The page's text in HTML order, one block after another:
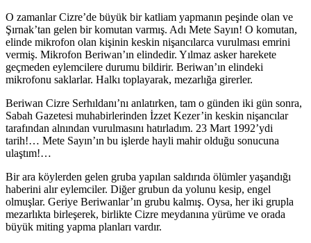
O zamanlar Cizre’de büyük bir katliam yapmanın peşinde olan ve
Şırnak’tan gelen bir komutan varmış. Adı Mete Sayın! O komutan,
elinde mikrofon olan kişinin keskin nişancılarca vurulması emrini
vermiş. Mikrofon Beriwan’ın elindedir. Yılmaz asker harekete
geçmeden eylemcilere durumu bildirir. Beriwan’ın elindeki
mikrofonu saklarlar. Halkı toplayarak, mezarlığa girerler.
Beriwan Cizre Serhıldanı’nı anlatırken, tam o günden iki gün sonra,
Sabah Gazetesi muhabirlerinden İzzet Kezer’in keskin nişancılar
tarafından alnından vurulmasını hatırladım. 23 Mart 1992’ydi
tarih!… Mete Sayın’ın bu işlerde hayli mahir olduğu sonucuna
ulaştım!…
Bir ara köylerden gelen gruba yapılan saldırıda ölümler yaşandığı
haberini alır eylemciler. Diğer grubun da yolunu kesip, engel
olmuşlar. Geriye Beriwanlar’ın grubu kalmış. Oysa, her iki grupla
mezarlıkta birleşerek, birlikte Cizre meydanına yürüme ve orada
büyük miting yapma planları vardır.